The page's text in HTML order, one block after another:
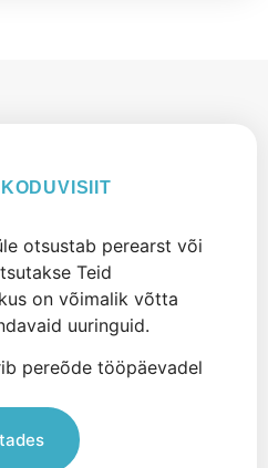
otsustab perearst või
Teid
on võimalik võtta
uuringuid.
pereõde tööpäevadel